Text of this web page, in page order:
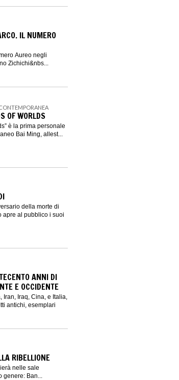
IL NUMERO
Aureo negli
Zichichi&nbs...
OF WORLDS
è la prima personale
Bai Ming, allest...
della morte di
apre al pubblico i suoi
ANNI DI
E OCCIDENTE
Iran, Iraq, Cina, e Italia,
antichi, esemplari
RIBELLIONE
nelle sale
genere: Ban...